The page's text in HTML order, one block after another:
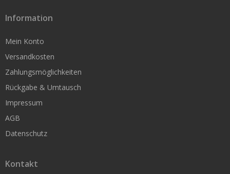
Papieretiketten
Papieretiketten 25mm Kern
Papieretiketten 76mm Kern
Folienetiketten 25mm Kern
Information
Mein Konto
Versandkosten
Zahlungsmöglichkeiten
Rückgabe & Umtausch
Impressum
AGB
Datenschutz
Kontakt